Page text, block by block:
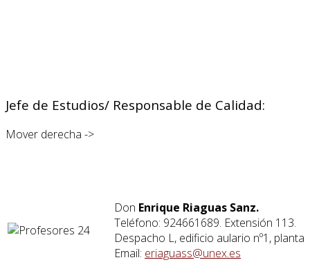
Jefe de Estudios/ Responsable de Calidad:
Mover derecha ->
Don Enrique Riaguas Sanz.
Teléfono: 924661689. Extensión 113.
Despacho L, edificio aulario nº1, planta
Email: eriaguass@unex.es